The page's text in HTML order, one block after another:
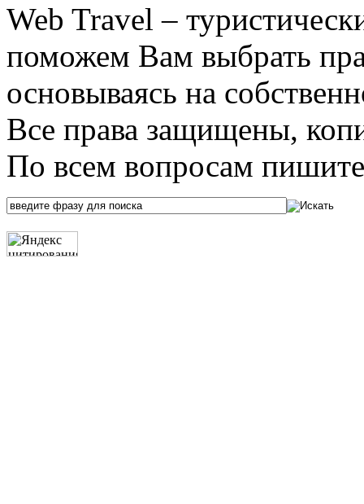
Web Travel –
поможем Вам выбрать
основываясь на
Все права защищены,
По всем вопросам